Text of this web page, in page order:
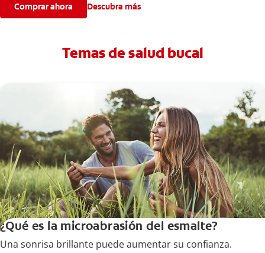
Comprar ahora Descubra más
Temas de salud bucal
¿Qué es la microabrasión del esmalte?
Una sonrisa brillante puede aumentar su confianza.